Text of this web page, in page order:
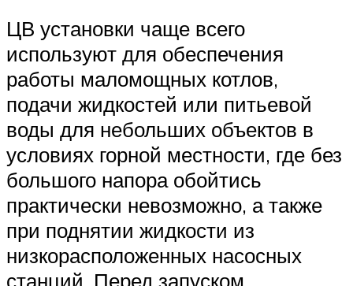
ЦВ установки чаще всего
используют для обеспечения
работы маломощных котлов,
подачи жидкостей или питьевой
воды для небольших объектов в
условиях горной местности, где без
большого напора обойтись
практически невозможно, а также
при поднятии жидкости из
низкорасположенных насосных
станций. Перед запуском